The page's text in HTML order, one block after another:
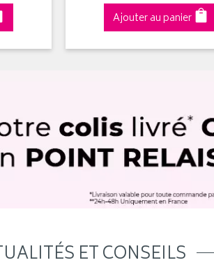
Ajouter au panier
ET CONSEILS